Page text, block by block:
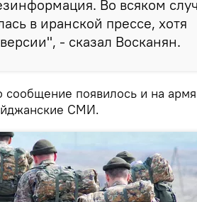
Во всяком
в иранской прессе, хотя
- сказал Восканян.
сообщение появилось и на
СМИ.